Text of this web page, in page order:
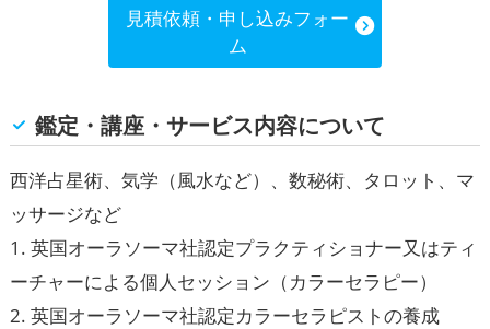
見積依頼・申し込みフォー
ム
鑑定・講座・サービス内容について
西洋占星術、気学（風水など）、数秘術、タロット、マ
ッサージなど
1. 英国オーラソーマ社認定プラクティショナー又はティ
ーチャーによる個人セッション（カラーセラピー）
2. 英国オーラソーマ社認定カラーセラピストの養成